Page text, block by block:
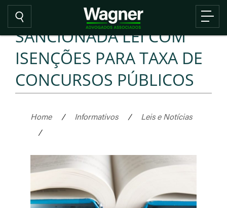
SANCIONADA LEI COM
ISENÇÕES PARA TAXA DE
CONCURSOS PÚBLICOS
Home / Informativos /
Leis e Notícias
/